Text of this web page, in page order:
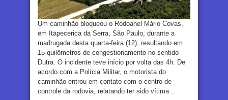
Um caminhão bloqueou o Rodoanel Mário Covas,
em Itapecerica da Serra, São Paulo, durante a
madrugada desta quarta-feira (12), resultando em
15 quilômetros de congestionamento no sentido
Dutra. O incidente teve início por volta das 4h. De
acordo com a Polícia Militar, o motorista do
caminhão entrou em contato com o centro de
controle da rodovia, relatando ter sido vítima ...